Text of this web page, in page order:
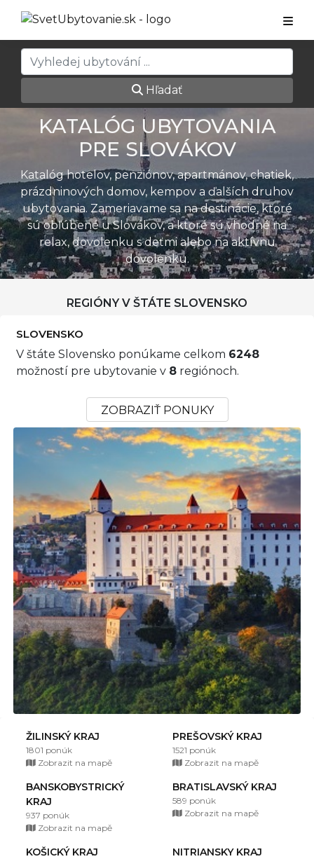
Hľadať
KATALÓG UBYTOVANIA
PRE SLOVÁKOV
Katalóg hotelov, penziónov, apartmánov, chatiek,
prázdninových domov, kempov a ďalších druhov
ubytovania. Zameriavame sa na destinácie, ktoré
sú obľúbené u Slovákov, a ktoré sú vhodné na
relax, dovolenku s deťmi alebo na aktívnu
dovolenku.
REGIÓNY V ŠTÁTE SLOVENSKO
SLOVENSKO
V štáte Slovensko ponúkame celkom 6248
možností pre ubytovanie v 8 regiónoch.
ZOBRAZIŤ PONUKY
ŽILINSKÝ KRAJ
1801 ponúk
Zobrazit na mapě
PREŠOVSKÝ KRAJ
1521 ponúk
Zobrazit na mapě
BANSKOBYSTRICKÝ
KRAJ
937 ponúk
Zobrazit na mapě
BRATISLAVSKÝ KRAJ
589 ponúk
Zobrazit na mapě
KOŠICKÝ KRAJ NITRIANSKY KRAJ